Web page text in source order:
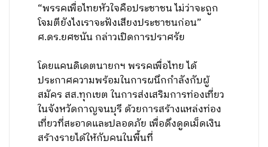
“พรรคเพื่อไทยหัวใจคือประชาชน ไม่ว่าจะถูก
โจมตียังไงเราจะฟังเสียงประชาชนก่อน”
ศ.ดร.ยศชนัน กล่าวเปิดการปราศรัย
โดยแคนดิเดตนายกฯ พรรคเพื่อไทย ได้
ประกาศความพร้อมในการผนึกกำลังกับผู้
สมัคร สส.ทุกเขต ในการส่งเสริมการท่องเที่ยว
ในจังหวัดกาญจนบุรี ด้วยการสร้างแหล่งท่อง
เที่ยวที่สะอาดและปลอดภัย เพื่อดึงดูดเม็ดเงิน
สร้างรายได้ให้กับคนในพื้นที่